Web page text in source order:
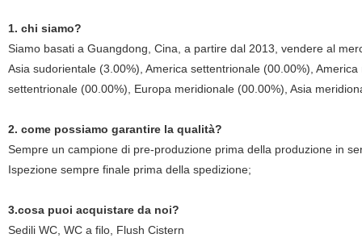
1. chi siamo?
Siamo basati a Guangdong, Cina, a partire dal 2013, vendere al
Asia sudorientale (3.00%), America settentrionale (00.00%),
settentrionale (00.00%), Europa meridionale (00.00%), Asia
2. come possiamo garantire la qualità?
Sempre un campione di pre-produzione prima della produzione in
Ispezione sempre finale prima della spedizione;
3.cosa puoi acquistare da noi?
Sedili WC, WC a filo, Flush Cistern